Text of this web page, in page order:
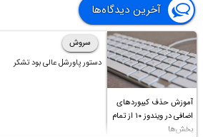
آخرین دیدگاه‌ها
آموزش حذف کیبوردهای
اضافی در ویندوز ۱۰ از تمام
بخش‌ها
سروش
دستور پاورشل عالی بود تشکر